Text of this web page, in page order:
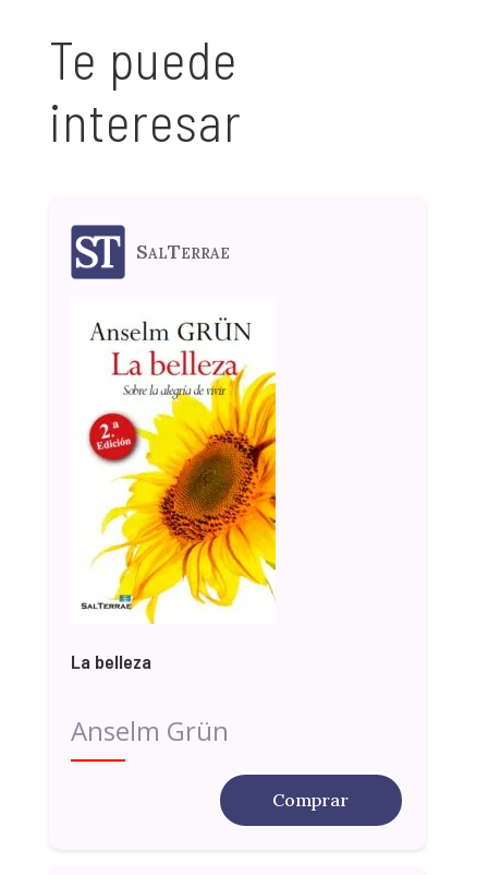
Te puede
interesar
SalTerrae
La belleza
Anselm Grün
Comprar